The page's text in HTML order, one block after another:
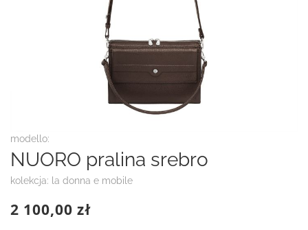
modello:
NUORO pralina srebro
kolekcja: la donna e mobile
2 100,00 zł
Przejdź
na
początek
galerii